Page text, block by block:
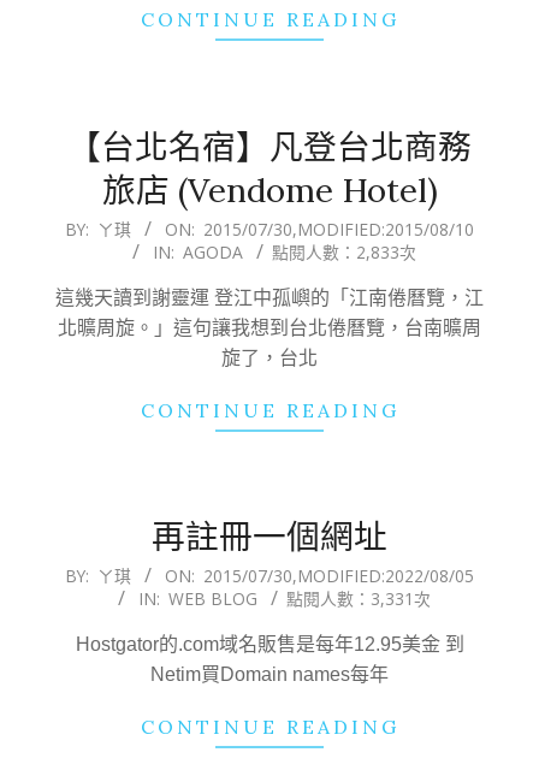
CONTINUE READING
【台北名宿】凡登台北商務
旅店 (Vendome Hotel)
2015-
30
BY: ㄚ琪 ON: 2015/07/30,MODIFIED:2015/08/10
IN: AGODA 點閱人數：2,833次
這幾天讀到謝靈運 登江中孤嶼的「江南倦曆覽，江
北曠周旋。」這句讓我想到台北倦曆覽，台南曠周
旋了，台北
CONTINUE READING
再註冊一個網址
2015-
BY: ㄚ琪 ON: 2015/07/30,MODIFIED:2022/08/05
IN: WEB BLOG 點閱人數：3,331次
Hostgator的.com域名販售是每年12.95美金 到
Netim買Domain names每年
CONTINUE READING